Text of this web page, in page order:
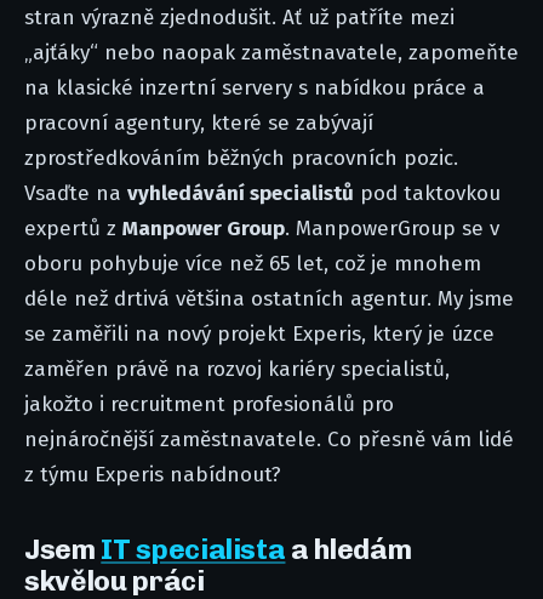
stran výrazně zjednodušit. Ať už patříte mezi
„ajťáky“ nebo naopak zaměstnavatele, zapomeňte
na klasické inzertní servery s nabídkou práce a
pracovní agentury, které se zabývají
zprostředkováním běžných pracovních pozic.
Vsaďte na vyhledávání specialistů pod taktovkou
expertů z Manpower Group. ManpowerGroup se v
oboru pohybuje více než 65 let, což je mnohem
déle než drtivá většina ostatních agentur. My jsme
se zaměřili na nový projekt Experis, který je úzce
zaměřen právě na rozvoj kariéry specialistů,
jakožto i recruitment profesionálů pro
nejnáročnější zaměstnavatele. Co přesně vám lidé
z týmu Experis nabídnout?
Jsem IT specialista a hledám
skvělou práci